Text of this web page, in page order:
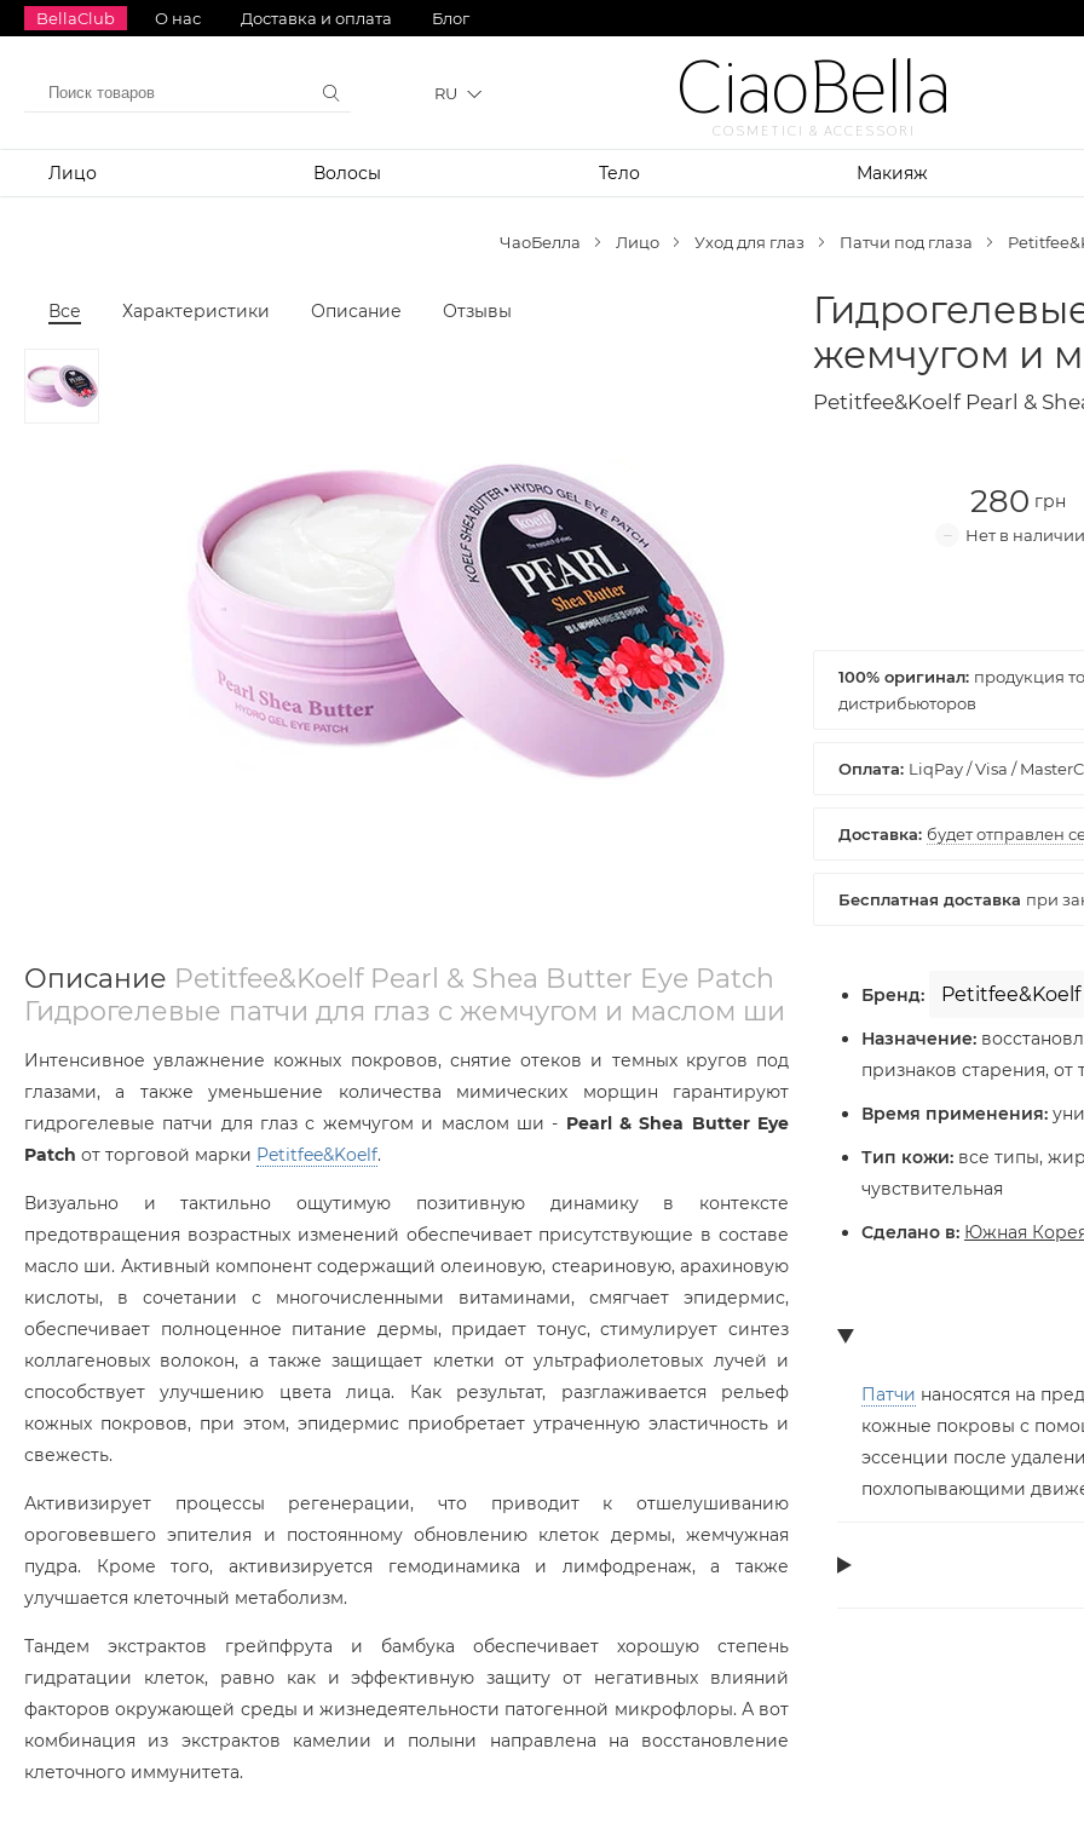
BellaClub О нас Доставка и оплата Блог
RU CiaoBella
COSMETICI & ACCESSORI
Лицо Волосы Тело Макияж
ЧаоБелла Лицо Уход для глаз Патчи под глаза
жемчугом и
Petitfee&Koelf Pearl &
280
100% оригинал:
Описание Petitfee&Koelf Pearl & Shea Butter Eye Patch
Гидрогелевые патчи для глаз с жемчугом и маслом ши
Интенсивное увлажнение кожных покровов, снятие отеков и темных кругов под
глазами, а также уменьшение количества мимических морщин гарантируют
гидрогелевые патчи для глаз с жемчугом и маслом ши - Pearl & Shea Butter Eye
Patch от торговой марки Petitfee&Koelf.
Визуально и тактильно ощутимую позитивную динамику в контексте
предотвращения возрастных изменений обеспечивает присутствующие в составе
масло ши. Активный компонент содержащий олеиновую, стеариновую, арахиновую
кислоты, в сочетании с многочисленными витаминами, смягчает эпидермис,
обеспечивает полноценное питание дермы, придает тонус, стимулирует синтез
коллагеновых волокон, а также защищает клетки от ультрафиолетовых лучей и
способствует улучшению цвета лица. Как результат, разглаживается рельеф
кожных покровов, при этом, эпидермис приобретает утраченную эластичность и
свежесть.
Активизирует процессы регенерации, что приводит к отшелушиванию
ороговевшего эпителия и постоянному обновлению клеток дермы, жемчужная
пудра. Кроме того, активизируется гемодинамика и лимфодренаж, а также
улучшается клеточный метаболизм.
Тандем экстрактов грейпфрута и бамбука обеспечивает хорошую степень
гидратации клеток, равно как и эффективную защиту от негативных влияний
факторов окружающей среды и жизнедеятельности патогенной микрофлоры. А вот
комбинация из экстрактов камелии и полыни направлена на восстановление
клеточного иммунитета.
Бренд: Petitfee&Koelf
Назначение:
признаков старения,
Время применения:
Тип кожи: все типы,
чувствительная
Сделано в: Южная
Патчи наносятся на
кожные покровы с
эссенции после
похлопывающими
Все Характеристики Описание Отзывы